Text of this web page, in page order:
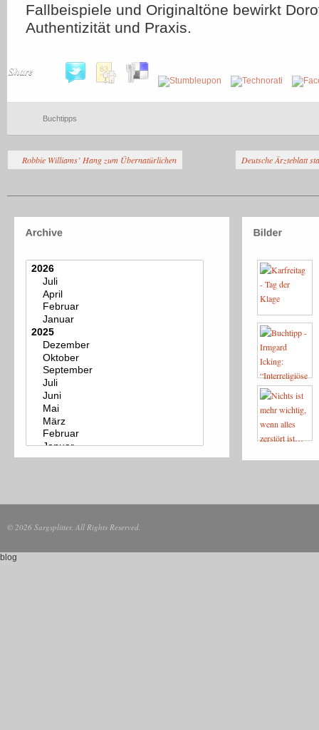
Fallbeispiele und Originaltöne bewirkt
Authentizität und Praxis.
Share
Buchtipps
Robbie Williams’ Hang zum Übernatürlichen Deutsche Ärzteblatt
© 2026 Sargsplitter. All Rights Reserved.
blog